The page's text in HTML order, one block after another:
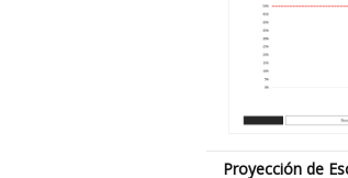
Proyección de